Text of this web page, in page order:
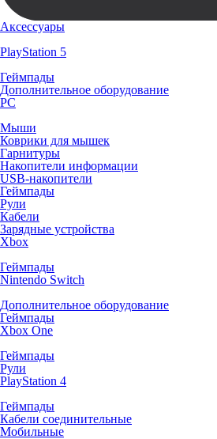
Аксессуары
PlayStation 5
Геймпады
Дополнительное оборудование
PC
Мыши
Коврики для мышек
Гарнитуры
Накопители информации
USB-накопители
Геймпады
Рули
Кабели
Зарядные устройства
Xbox
Геймпады
Nintendo Switch
Дополнительное оборудование
Геймпады
Xbox One
Геймпады
Рули
PlayStation 4
Геймпады
Кабели соединительные
Мобильные